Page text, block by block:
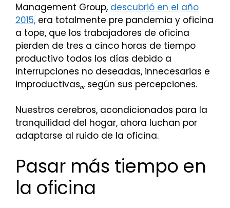
Management Group, descubrió en el año
2015, era totalmente pre pandemia y oficina
a tope, que los trabajadores de oficina
pierden de tres a cinco horas de tiempo
productivo todos los días debido a
interrupciones no deseadas, innecesarias e
improductivas,,, según sus percepciones.
Nuestros cerebros, acondicionados para la
tranquilidad del hogar, ahora luchan por
adaptarse al ruido de la oficina.
Pasar más tiempo en
la oficina